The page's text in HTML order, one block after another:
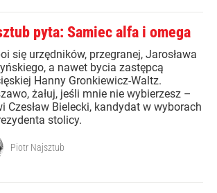
pyta: Samiec alfa i omega
się urzędników, przegranej, Jarosława
a nawet bycia zastępcą
Hanny Gronkiewicz-Waltz.
żałuj, jeśli mnie nie wybierzesz –
Czesław Bielecki, kandydat w wyborach
stolicy.
Piotr Najsztub